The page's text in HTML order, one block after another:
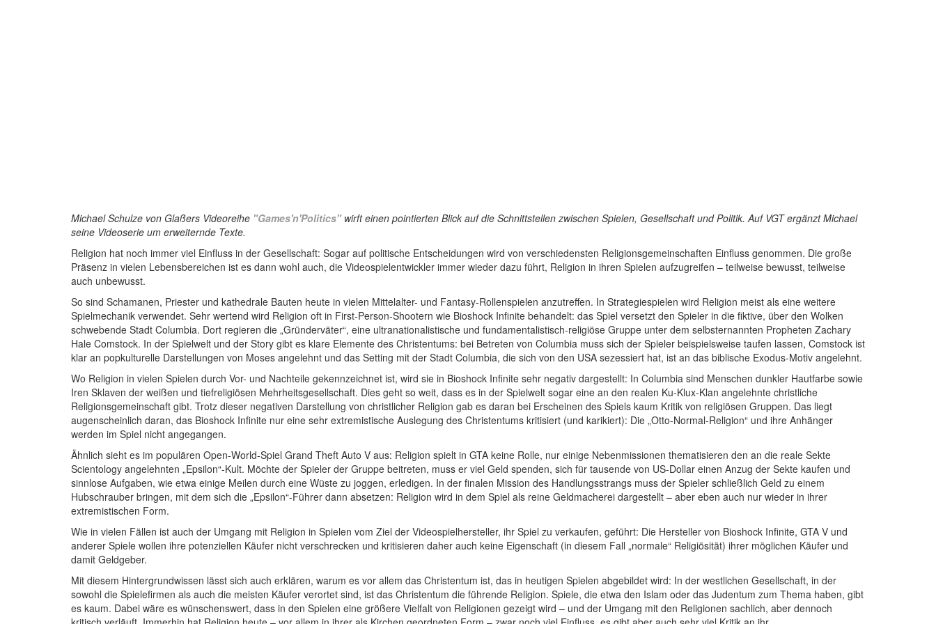
Michael Schulze von Glaßers Videoreihe "Games'n'Politics"wirft einen pointierten Blick auf die Schnittstellen zwischen Spielen, Gesellschaft und Politik. Auf VGT ergänzt Michael
seine Videoserie um erweiternde Texte.
Religion hat noch immer viel Einfluss in der Gesellschaft: Sogar auf politische Entscheidungen wird von verschiedensten Religionsgemeinschaften Einfluss genommen. Die große
Präsenz in vielen Lebensbereichen ist es dann wohl auch, die Videospielentwickler immer wieder dazu führt, Religion in ihren Spielen aufzugreifen – teilweise bewusst, teilweise
auch unbewusst.
So sind Schamanen, Priester und kathedrale Bauten heute in vielen Mittelalter- und Fantasy-Rollenspielen anzutreffen. In Strategiespielen wird Religion meist als eine weitere
Spielmechanik verwendet. Sehr wertend wird Religion oft in First-Person-Shootern wie Bioshock Infinite behandelt: das Spiel versetzt den Spieler in die fiktive, über den Wolken
schwebende Stadt Columbia. Dort regieren die „Gründerväter“, eine ultranationalistische und fundamentalistisch-religiöse Gruppe unter dem selbsternannten Propheten Zachary
Hale Comstock. In der Spielwelt und der Story gibt es klare Elemente des Christentums: bei Betreten von Columbia muss sich der Spieler beispielsweise taufen lassen, Comstock ist
klar an popkulturelle Darstellungen von Moses angelehnt und das Setting mit der Stadt Columbia, die sich von den USA sezessiert hat, ist an das biblische Exodus-Motiv angelehnt.
Wo Religion in vielen Spielen durch Vor- und Nachteile gekennzeichnet ist, wird sie in Bioshock Infinite sehr negativ dargestellt: In Columbia sind Menschen dunkler Hautfarbe sowie
Iren Sklaven der weißen und tiefreligiösen Mehrheitsgesellschaft. Dies geht so weit, dass es in der Spielwelt sogar eine an den realen Ku-Klux-Klan angelehnte christliche
Religionsgemeinschaft gibt. Trotz dieser negativen Darstellung von christlicher Religion gab es daran bei Erscheinen des Spiels kaum Kritik von religiösen Gruppen. Das liegt
augenscheinlich daran, das Bioshock Infinite nur eine sehr extremistische Auslegung des Christentums kritisiert (und karikiert): Die „Otto-Normal-Religion“ und ihre Anhänger
werden im Spiel nicht angegangen.
Ähnlich sieht es im populären Open-World-Spiel Grand Theft Auto V aus: Religion spielt in GTA keine Rolle, nur einige Nebenmissionen thematisieren den an die reale Sekte
Scientology angelehnten „Epsilon“-Kult. Möchte der Spieler der Gruppe beitreten, muss er viel Geld spenden, sich für tausende von US-Dollar einen Anzug der Sekte kaufen und
sinnlose Aufgaben, wie etwa einige Meilen durch eine Wüste zu joggen, erledigen. In der finalen Mission des Handlungsstrangs muss der Spieler schließlich Geld zu einem
Hubschrauber bringen, mit dem sich die „Epsilon“-Führer dann absetzen: Religion wird in dem Spiel als reine Geldmacherei dargestellt – aber eben auch nur wieder in ihrer
extremistischen Form.
Wie in vielen Fällen ist auch der Umgang mit Religion in Spielen vom Ziel der Videospielhersteller, ihr Spiel zu verkaufen, geführt: Die Hersteller von Bioshock Infinite, GTA V und
anderer Spiele wollen ihre potenziellen Käufer nicht verschrecken und kritisieren daher auch keine Eigenschaft (in diesem Fall „normale“ Religiösität) ihrer möglichen Käufer und
damit Geldgeber.
Mit diesem Hintergrundwissen lässt sich auch erklären, warum es vor allem das Christentum ist, das in heutigen Spielen abgebildet wird: In der westlichen Gesellschaft, in der
sowohl die Spielefirmen als auch die meisten Käufer verortet sind, ist das Christentum die führende Religion. Spiele, die etwa den Islam oder das Judentum zum Thema haben, gibt
es kaum. Dabei wäre es wünschenswert, dass in den Spielen eine größere Vielfalt von Religionen gezeigt wird – und der Umgang mit den Religionen sachlich, aber dennoch